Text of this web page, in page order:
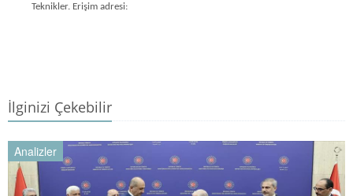
Teknikler. Erişim adresi:
İlginizi Çekebilir
Analizler